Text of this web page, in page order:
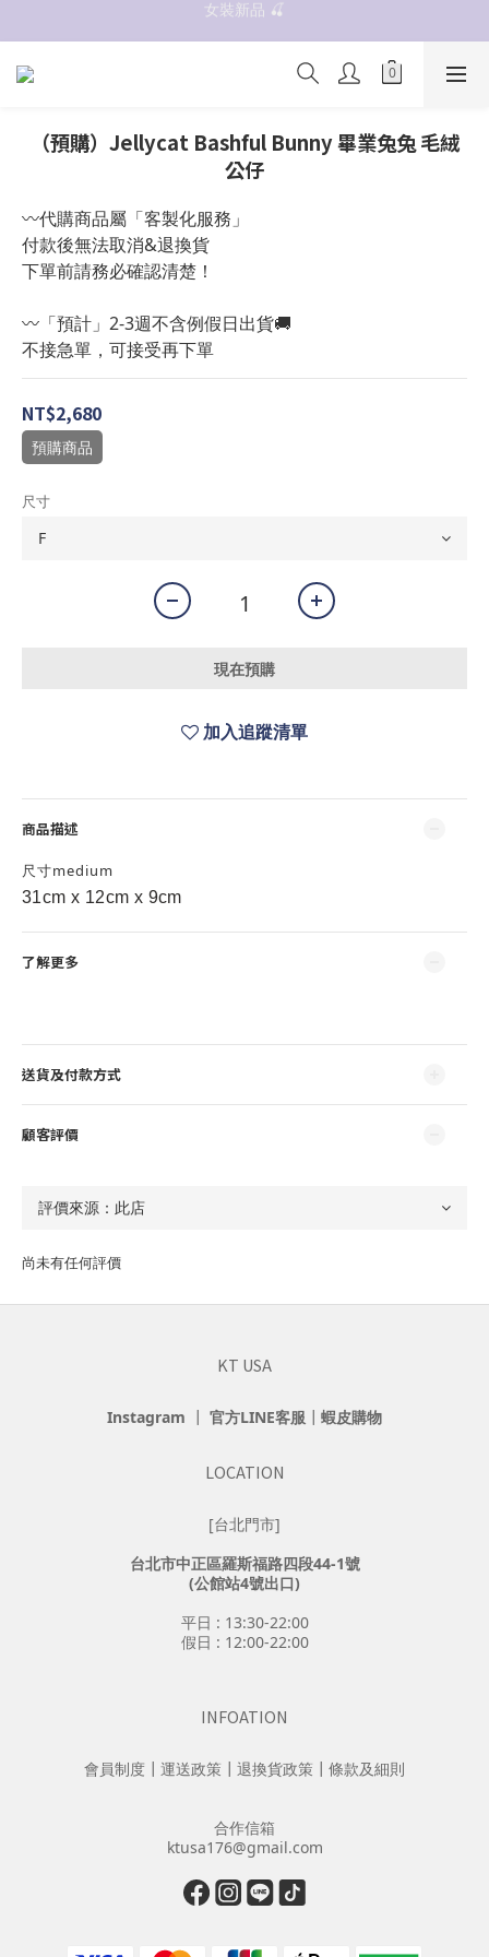
抗UV 50+防曬外套 $299🧊🧊
✨OWALA多款任選✨  點我看全部
抗UV 50+防曬外套 $299🧊🧊
（預購）Jellycat Bashful Bunny 畢業兔兔 毛絨
公仔
〰️代購商品屬「客製化服務」
付款後無法取消&退換貨
下單前請務必確認清楚！
〰️「預計」2-3週不含例假日出貨🚚
不接急單，可接受再下單
NT$2,680
預購商品
尺寸
現在預購
加入追蹤清單
商品描述
尺寸medium
31cm x 12cm x 9cm
了解更多
送貨及付款方式
顧客評價
尚未有任何評價
KT USA
Instagram ┃ 官方LINE客服 ┃ 蝦皮購物
LOCATION
[台北門市]
台北市中正區羅斯福路四段44-1號
(公館站4號出口)
平日 : 13:30-22:00
假日 : 12:00-22:00
INFOATION
會員制度 ┃ 運送政策 ┃ 退換貨政策 ┃ 條款及細則
合作信箱
ktusa176@gmail.com